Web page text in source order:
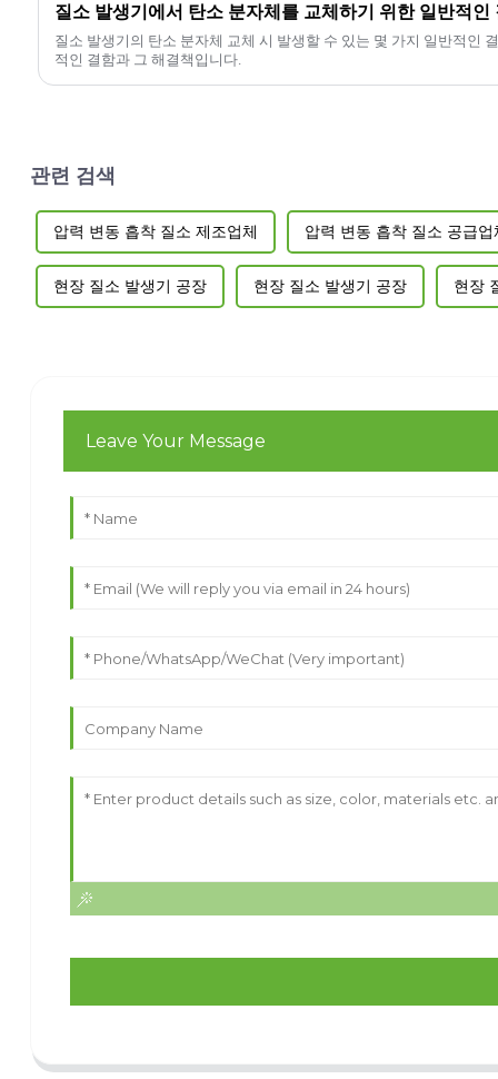
질소 발생기에서 탄소 분자체를 교체하기 위한 일반적인
질소 발생기의 탄소 분자체 교체 시 발생할 수 있는 몇 가지 일반적인
적인 결함과 그 해결책입니다.
관련 검색
압력 변동 흡착 질소 제조업체 압력 변동 흡착 질소 공급업
현장 질소 발생기 공장 현장 질소 발생기 공장 현장
Leave Your Message